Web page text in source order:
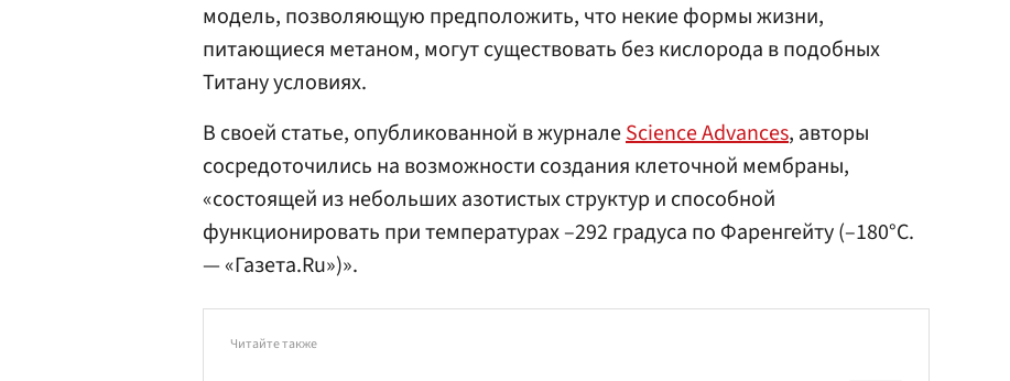
модель, позволяющую предположить, что некие формы жизни,
питающиеся метаном, могут существовать без кислорода в подобных
Титану условиях.
В своей статье, опубликованной в журналеScience Advances, авторы
сосредоточились на возможности создания клеточной мембраны,
«состоящей из небольших азотистых структур и способной
функционировать при температурах –292 градуса по Фаренгейту (–180°C.
— «Газета.Ru»)».
Читайте также